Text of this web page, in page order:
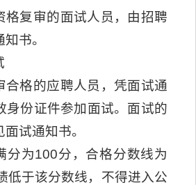
格复审的面试人员，由招聘
书。
合格的应聘人员，凭面试通
身份证件参加面试。面试的
试通知书。
分为100分，合格分数线为
低于该分数线，不得进入公